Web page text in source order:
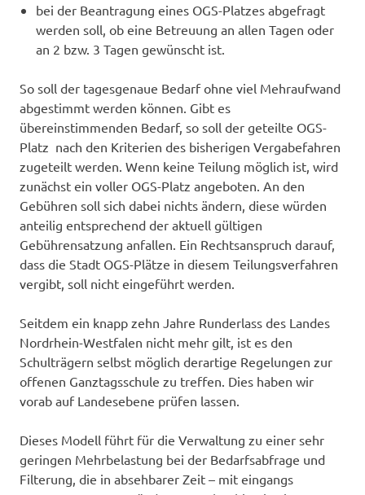
bei der Beantragung eines OGS-Platzes abgefragt
werden soll, ob eine Betreuung an allen Tagen oder
an 2 bzw. 3 Tagen gewünscht ist.
So soll der tagesgenaue Bedarf ohne viel Mehraufwand
abgestimmt werden können. Gibt es
übereinstimmenden Bedarf, so soll der geteilte OGS-
Platz nach den Kriterien des bisherigen Vergabefahren
zugeteilt werden. Wenn keine Teilung möglich ist, wird
zunächst ein voller OGS-Platz angeboten. An den
Gebühren soll sich dabei nichts ändern, diese würden
anteilig entsprechend der aktuell gültigen
Gebührensatzung anfallen. Ein Rechtsanspruch darauf,
dass die Stadt OGS-Plätze in diesem Teilungsverfahren
vergibt, soll nicht eingeführt werden.
Seitdem ein knapp zehn Jahre Runderlass des Landes
Nordrhein-Westfalen nicht mehr gilt, ist es den
Schulträgern selbst möglich derartige Regelungen zur
offenen Ganztagsschule zu treffen. Dies haben wir
vorab auf Landesebene prüfen lassen.
Dieses Modell führt für die Verwaltung zu einer sehr
geringen Mehrbelastung bei der Bedarfsabfrage und
Filterung, die in absehbarer Zeit – mit eingangs